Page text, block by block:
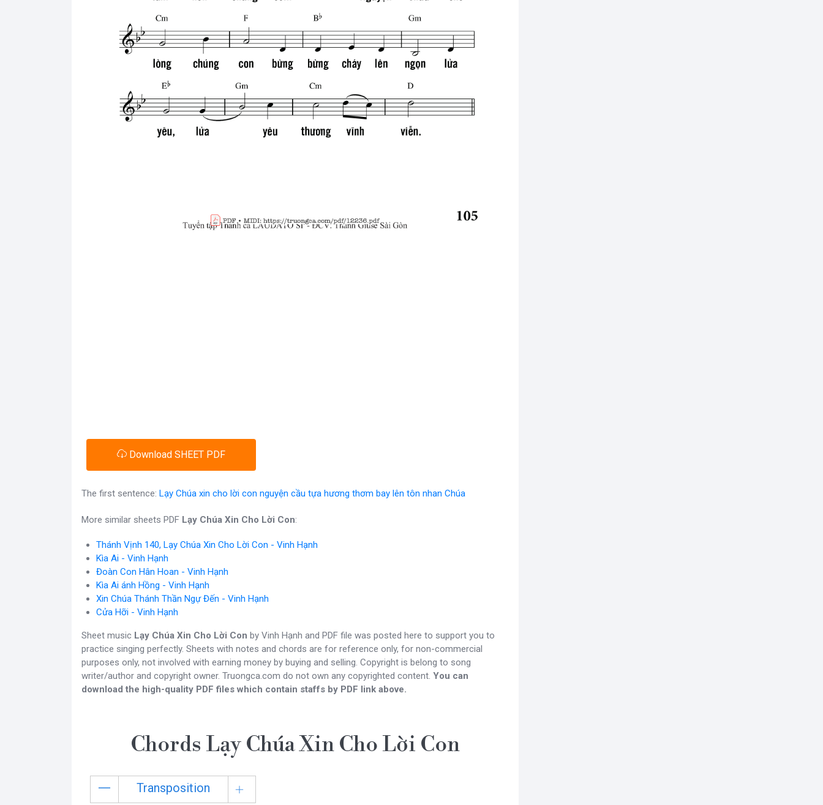
Download SHEET PDF
The first sentence: Lạy Chúa xin cho lời con nguyện cầu tựa hương thơm bay lên tôn nhan Chúa
More similar sheets PDF Lạy Chúa Xin Cho Lời Con:
Thánh Vịnh 140, Lạy Chúa Xin Cho Lời Con - Vinh Hạnh
Kìa Ai - Vinh Hạnh
Đoàn Con Hân Hoan - Vinh Hạnh
Kìa Ai ánh Hồng - Vinh Hạnh
Xin Chúa Thánh Thần Ngự Đến - Vinh Hạnh
Cửa Hỡi - Vinh Hạnh
Sheet music Lạy Chúa Xin Cho Lời Con by Vinh Hạnh and PDF file was posted here to support you to
practice singing perfectly. Sheets with notes and chords are for reference only, for non-commercial
purposes only, not involved with earning money by buying and selling. Copyright is belong to song
writer/author and copyright owner. Truongca.com do not own any copyrighted content. You can
download the high-quality PDF files which contain staffs by PDF link above.
Chords Lạy Chúa Xin Cho Lời Con
Transposition